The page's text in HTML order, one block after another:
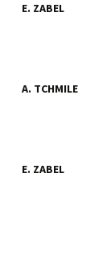
E. ZABEL
A. TCHMILE
E. ZABEL